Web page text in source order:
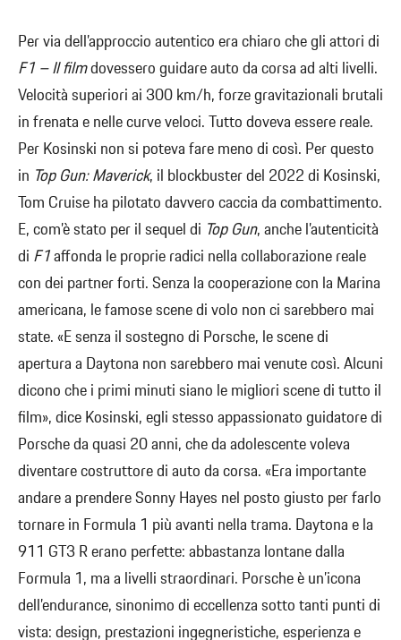
Per via dell’approccio autentico era chiaro che gli attori di
F1 – Il filmdovessero guidare auto da corsa ad alti livelli.
Velocità superiori ai 300 km/h, forze gravitazionali brutali
in frenata e nelle curve veloci. Tutto doveva essere reale.
Per Kosinski non si poteva fare meno di così. Per questo
in Top Gun: Maverick, il blockbuster del 2022 di Kosinski,
Tom Cruise ha pilotato davvero caccia da combattimento.
E, com’è stato per il sequel di Top Gun, anche l’autenticità
di F1affonda le proprie radici nella collaborazione reale
con dei partner forti. Senza la cooperazione con la Marina
americana, le famose scene di volo non ci sarebbero mai
state. «E senza il sostegno di Porsche, le scene di
apertura a Daytona non sarebbero mai venute così. Alcuni
dicono che i primi minuti siano le migliori scene di tutto il
film», dice Kosinski, egli stesso appassionato guidatore di
Porsche da quasi 20 anni, che da adolescente voleva
diventare costruttore di auto da corsa. «Era importante
andare a prendere Sonny Hayes nel posto giusto per farlo
tornare in Formula 1 più avanti nella trama. Daytona e la
911 GT3 R erano perfette: abbastanza lontane dalla
Formula 1, ma a livelli straordinari. Porsche è un’icona
dell’endurance, sinonimo di eccellenza sotto tanti punti di
vista: design, prestazioni ingegneristiche, esperienza e